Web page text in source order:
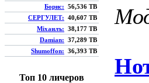
Борис: 56,536 TB
СЕРГУЛЕТ: 40,607 TB
Мiхаилъ: 38,177 TB
Damian: 37,289 TB
Shumoffon: 36,393 TB
Топ 10 личеров